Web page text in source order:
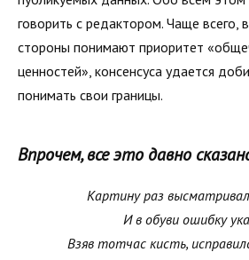
говорить с редактором. Чаще всего,
стороны понимают приоритет
ценностей», консенсуса удается
понимать свои границы.
Впрочем, все это давно
Картину раз
И в обуви ошибку
Взяв тотчас кисть,